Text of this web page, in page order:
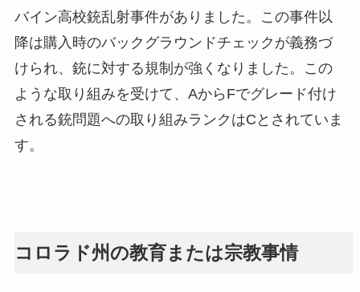
バイン高校銃乱射事件がありました。この事件以
降は購入時のバックグラウンドチェックが義務づ
けられ、銃に対する規制が強くなりました。この
ような取り組みを受けて、AからFでグレード付け
される銃問題への取り組みランクはCとされていま
す。
コロラド州の教育または宗教事情